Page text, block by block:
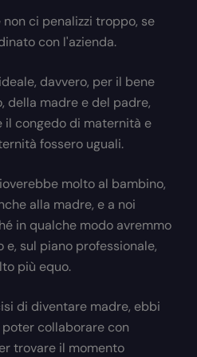
non ci penalizzi troppo, se
con l'azienda.
davvero, per il bene
della madre e del padre,
il congedo di maternità e
fossero uguali.
molto al bambino,
alla madre, e a noi
in qualche modo avremmo
e, sul piano professionale,
più equo.
di diventare madre, ebbi
collaborare con
trovare il momento